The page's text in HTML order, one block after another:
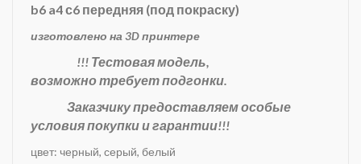
b6 a4 с6 передняя (под покраску)
изготовлено на 3D принтере
!!! Тестовая модель,
возможно требует подгонки.
Заказчику предоставляем особые
условия покупки и гарантии!!!
цвет: черный, серый, белый